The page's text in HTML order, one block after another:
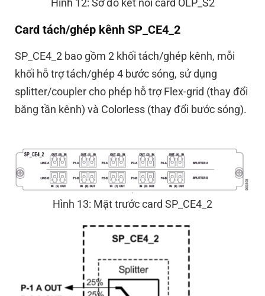
Hình 12: Sơ đồ kết nối card OLP_S2
Card tách/ghép kênh SP_CE4_2
SP_CE4_2 bao gồm 2 khối tách/ghép kênh, mỗi
khối hỗ trợ tách/ghép 4 bước sóng, sử dụng
splitter/couplercho phép hỗ trợ Flex-grid (thay đổi
băng tần kênh) và Colorless (thay đổi bước sóng).
Hình 13: Mặt trước card SP_CE4_2